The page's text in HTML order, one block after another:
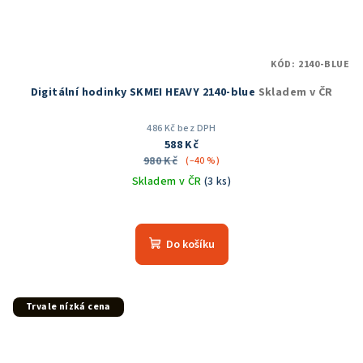
Digitální hodinky SKMEI HEAVY 2140-blue Skladem v ČR
486 Kč bez DPH
588 Kč
980 Kč (–40 %)
Skladem v ČR (3 ks)
hodnocení
produktu
Do košíku
KÓD: 2140-BLUE
Trvale nízká cena